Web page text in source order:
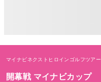
マイナビネクストヒロインゴルフツアー
開幕戦 マイナビカップ